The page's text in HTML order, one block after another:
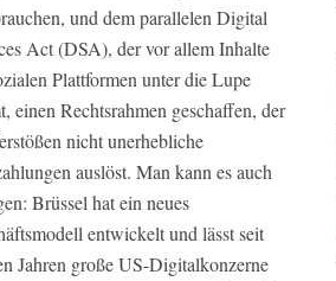
und dem parallelen Digital
Act (DSA), der vor allem Inhalte
Plattformen unter die Lupe
einen Rechtsrahmen geschaffen, der
nicht unerhebliche
auslöst. Man kann es auch
Brüssel hat ein neues
entwickelt und lässt seit
Jahren große US-Digitalkonzerne